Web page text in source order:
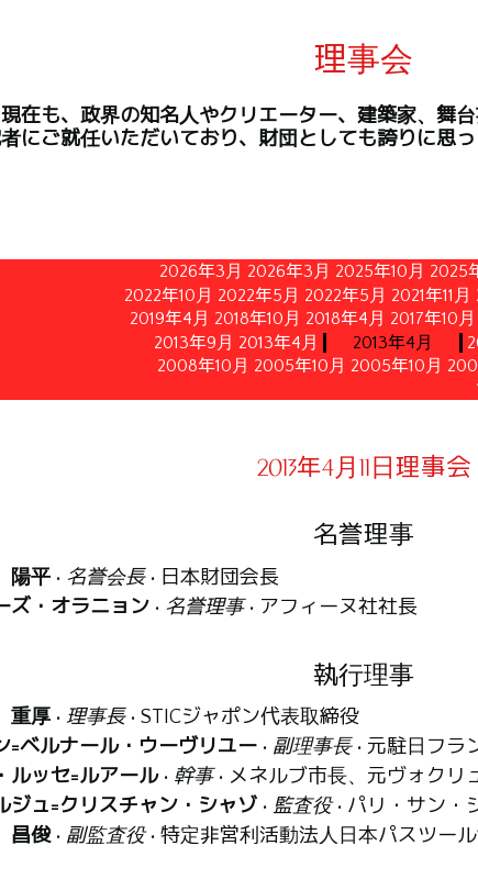
理事会
現在も、政界の知名人やクリエーター、建築家、舞
者にご就任いただいており、財団としても誇りに思っ
2026年3月 2026年3月 2025年10月 2025
2022年10月 2022年5月 2022年5月 2021年11月
2019年4月 2018年10月 2018年4月 2017年10月
2013年9月 2013年4月 2013年4月
2008年10月 2005年10月 2005年10月
2013年4月11日理事会
名誉理事
陽平 • 名誉会長 • 日本財団会長
ズ・オラニョン • 名誉理事• アフィーヌ社社長
執行理事
重厚 • 理事長• STICジャポン代表取締役
=ベルナール・ウーヴリユー • 副理事長 • 元駐日フラ
ルッセ=ルアール • 幹事 • メネルブ市長、元ヴォクリ
ジュ=クリスチャン・シャゾ • 監査役 • パリ・サン・
昌俊 • 副監査役 • 特定非営利活動法人日本パスツー